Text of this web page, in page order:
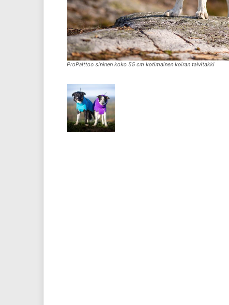
ProPalttoo sininen koko 55 cm kotimainen koiran talvitakki